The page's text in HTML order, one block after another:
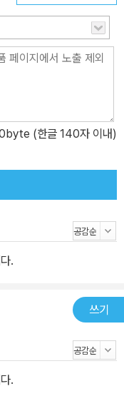
(한글 140자 이내)
.
쓰기
.